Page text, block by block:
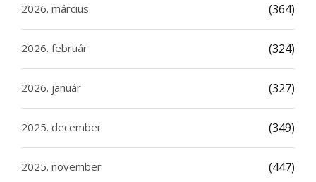
2026. március (364)
2026. február (324)
2026. január (327)
2025. december (349)
2025. november (447)